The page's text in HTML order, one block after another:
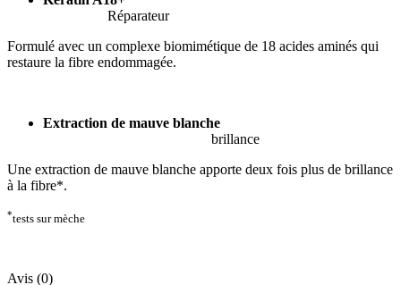
Réparateur
Formulé avec un complexe biomimétique de 18 acides aminés qui
restaure la fibre endommagée.
Extraction de mauve blanche
brillance
Une extraction de mauve blanche apporte deux fois plus de brillance
à la fibre*.
*tests sur mèche
Avis (0)